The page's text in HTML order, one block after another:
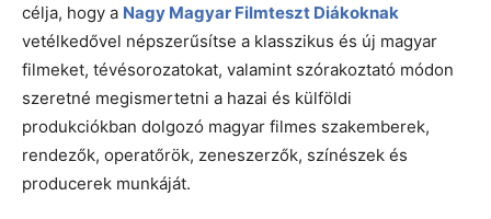
célja, hogy a Nagy Magyar Filmteszt Diákoknak
vetélkedővel népszerűsítse a klasszikus és új magyar
filmeket, tévésorozatokat, valamint szórakoztató módon
szeretné megismertetni a hazai és külföldi
produkciókban dolgozó magyar filmes szakemberek,
rendezők, operatőrök, zeneszerzők, színészek és
producerek munkáját.